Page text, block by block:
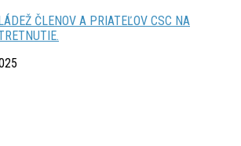
ČLENOV A PRIATEĽOV CSC NA